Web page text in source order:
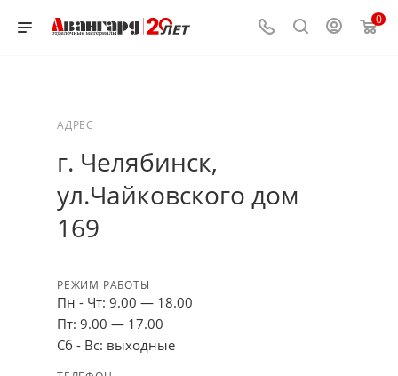
0
АДРЕС
г. Челябинск,
ул.Чайковского дом
169
РЕЖИМ РАБОТЫ
Пн - Чт: 9.00 — 18.00
Пт: 9.00 — 17.00
Сб - Вс: выходные